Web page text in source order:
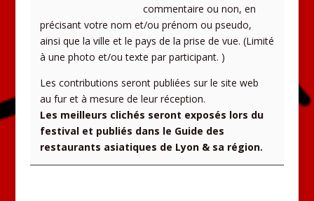
commentaire ou non, en
précisant votre nom et/ou prénom ou pseudo,
ainsi que la ville et le pays de la prise de vue. (Limité
à une photo et/ou texte par participant. )
Les contributions seront publiées sur le site web
au fur et à mesure de leur réception.
Les meilleurs clichés seront exposés lors du
festival et publiés dans le Guide des
restaurants asiatiques de Lyon & sa région.